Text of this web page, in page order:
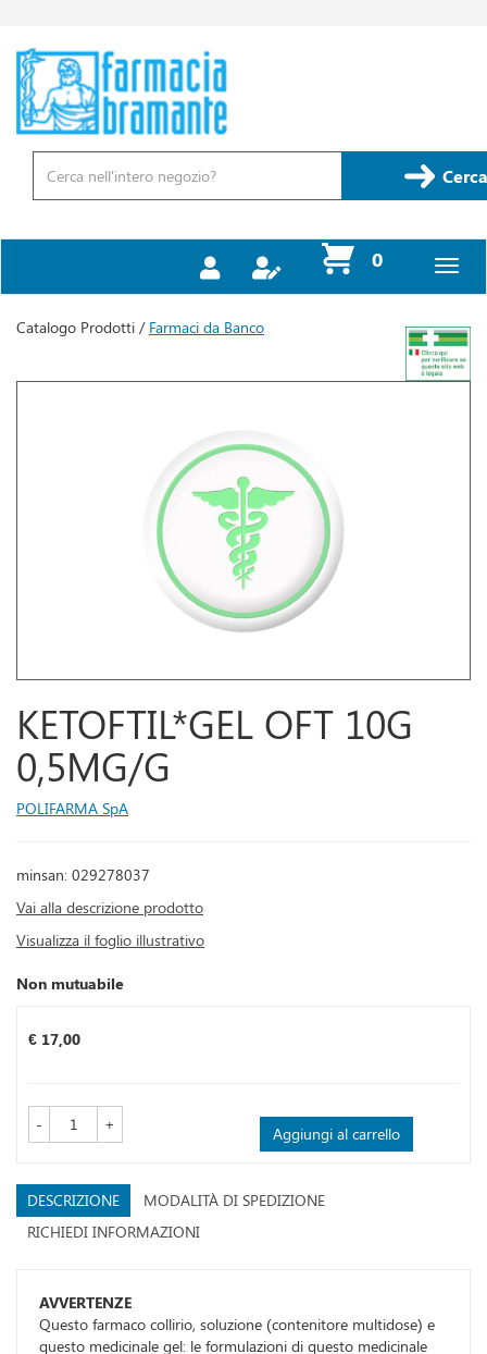
contenuto
principale
Farmacia
Bramante
Prodotto
0prodotti
inseriti
Catalogo Prodotti / Farmaci da Banco
KETOFTIL*GEL OFT 10G
0,5MG/G
POLIFARMA SpA
minsan: 029278037
Vai alla descrizione prodotto
Visualizza il foglio illustrativo
Non mutuabile
Prezzo
€ 17,00
- + Aggiungi al carrello
DESCRIZIONE
MODALITÀ DI SPEDIZIONE
RICHIEDI INFORMAZIONI
AVVERTENZE
Questo farmaco collirio, soluzione (contenitore multidose) e
questo medicinale gel: le formulazioni di questo medicinale